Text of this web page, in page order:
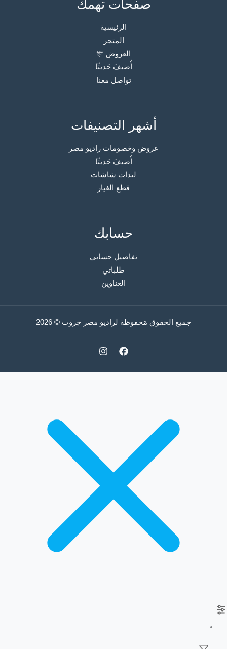
صفحات تهمك
الرئيسية
المتجر
العروض 🎊
أُضيفَ حَديثًا
تواصل معنا
أشهر التصنيفات
عروض وخصومات راديو مصر
أُضيفَ حَديثًا
ليدات شاشات
قطع الغيار
حسابك
تفاصيل حسابي
طلباتي
العناوين
جميع الحقوق مَحفوظة لراديو مصر جروب © 2026